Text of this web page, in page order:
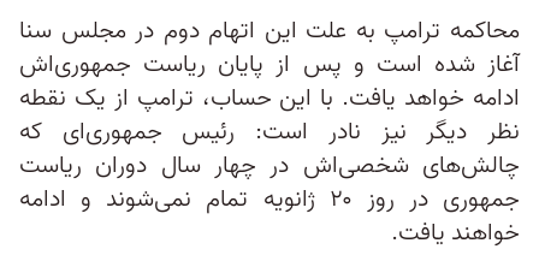
محاکمه ترامپ به علت این اتهام دوم در مجلس سنا
آغاز شده است و پس از پایان ریاست‌ جمهوری‌اش
ادامه خواهد یافت. با این حساب، ترامپ از یک نقطه
نظر دیگر نیز نادر است:‌ رئیس‌ جمهوری‌ای که
چالش‌های شخصی‌اش در چهار سال دوران ریاست‌
جمهوری در روز ۲۰ ژانویه تمام نمی‌شوند و ادامه
خواهند یافت.